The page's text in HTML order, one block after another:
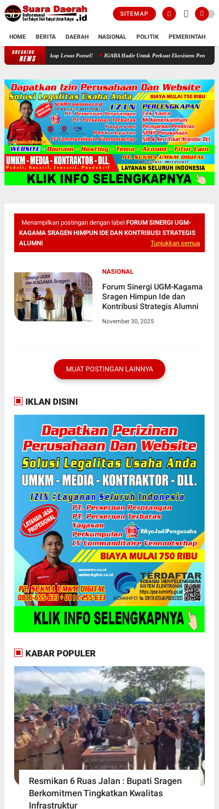
SITEMAP
HOME BERITA DAERAH NASIONAL POLITIK PEMERINTAH
BREAKING
NEWS Revolusi Digital Sragen: Urus Bansos Rumah Ibadah Kini Cukup Lewat
Menampilkan postingan dengan label FORUM SINERGI UGM-
KAGAMA SRAGEN HIMPUN IDE DAN KONTRIBUSI STRATEGIS
ALUMNI
Tunjukkan semua
NASIONAL
Forum Sinergi UGM-Kagama
Sragen Himpun Ide dan
Kontribusi Strategis Alumni
November 30, 2025
MUAT POSTINGAN LAINNYA
IKLAN DISINI
KABAR POPULER
Resmikan 6 Ruas Jalan : Bupati Sragen
Berkomitmen Tingkatkan Kwalitas
Infrastruktur